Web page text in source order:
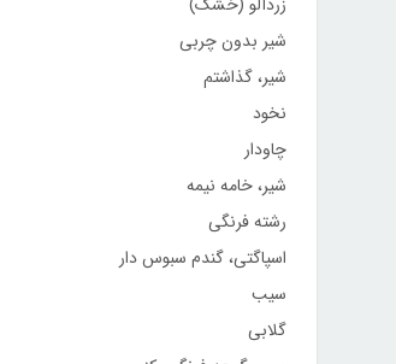
شیر بدون چربی
شیر، گذاشتم
نخود
چاودار
شیر، خامه نیمه
رشته فرنگی
اسپاگتی، گندم سبوس دار
سیب
گلابی